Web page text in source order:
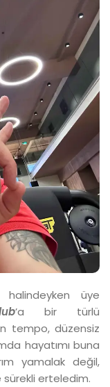
üye
’a bir türlü
tempo, düzensiz
hayatımı buna
yamalak değil,
erteledim.